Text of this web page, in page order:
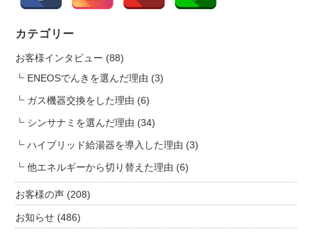
ッ
に
協
し
ま
は
o
カテゴリー
お客様インタビュー (88)
ENEOSでんきを選んだ理由 (3)
ガス機器交換をした理由 (6)
シンサナミを選んだ理由 (34)
ハイブリッド給湯器を導入した理由 (3)
他エネルギーから切り替えた理由 (6)
お客様の声 (208)
お知らせ (486)